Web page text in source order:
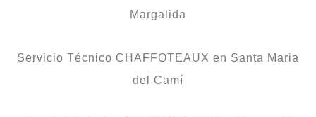
Margalida
Servicio Técnico CHAFFOTEAUX en Santa Maria
del Camí